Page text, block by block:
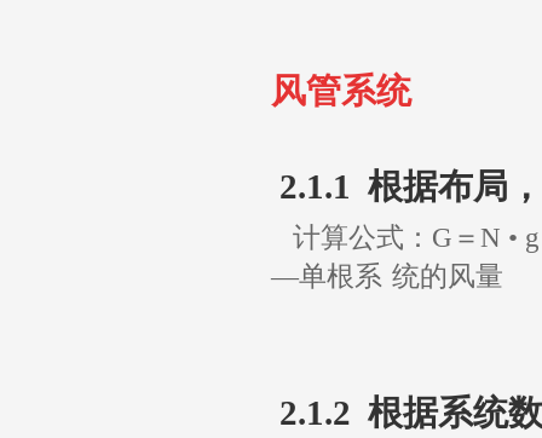
风管系统
2.1.1 根据布局
计算公式：G＝N • g
—单根系 统的风量
2.1.2 根据系统